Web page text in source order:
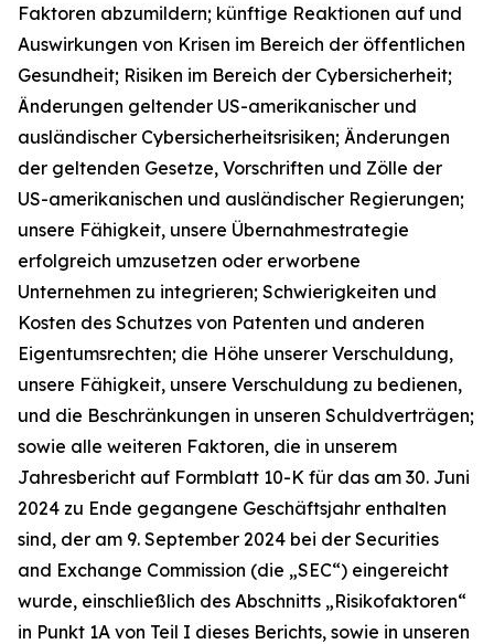
Faktoren abzumildern; künftige Reaktionen auf und
Auswirkungen von Krisen im Bereich der öffentlichen
Gesundheit; Risiken im Bereich der Cybersicherheit;
Änderungen geltender US-amerikanischer und
ausländischer Cybersicherheitsrisiken; Änderungen
der geltenden Gesetze, Vorschriften und Zölle der
US-amerikanischen und ausländischer Regierungen;
unsere Fähigkeit, unsere Übernahmestrategie
erfolgreich umzusetzen oder erworbene
Unternehmen zu integrieren; Schwierigkeiten und
Kosten des Schutzes von Patenten und anderen
Eigentumsrechten; die Höhe unserer Verschuldung,
unsere Fähigkeit, unsere Verschuldung zu bedienen,
und die Beschränkungen in unseren Schuldverträgen;
sowie alle weiteren Faktoren, die in unserem
Jahresbericht auf Formblatt 10-K für das am 30. Juni
2024 zu Ende gegangene Geschäftsjahr enthalten
sind, der am 9. September 2024 bei der Securities
and Exchange Commission (die „SEC“) eingereicht
wurde, einschließlich des Abschnitts „Risikofaktoren“
in Punkt 1A von Teil I dieses Berichts, sowie in unseren